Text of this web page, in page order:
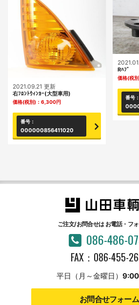
2021.09.21 更新
右ﾌﾛﾝﾄｳｨﾝｶｰ(大型車用)
価格(税別)： 6,300円
番号：
000000856411020
Rﾊﾌﾞ
価格(税
番号：
ご注文/お問合せはお電話・フ
086-486-
FAX：086-455-
平日（月～金曜日）
お問合せフォーム